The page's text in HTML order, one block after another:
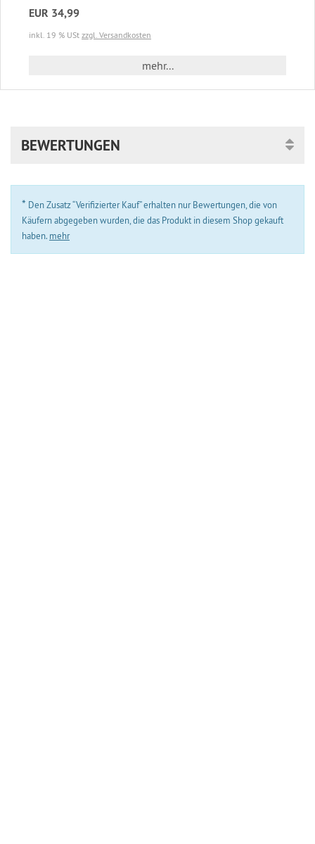
EUR 34,99
inkl. 19 % USt zzgl. Versandkosten
mehr...
BEWERTUNGEN
* Den Zusatz “Verifizierter Kauf” erhalten nur Bewertungen, die von
Käufern abgegeben wurden, die das Produkt in diesem Shop gekauft
haben. mehr